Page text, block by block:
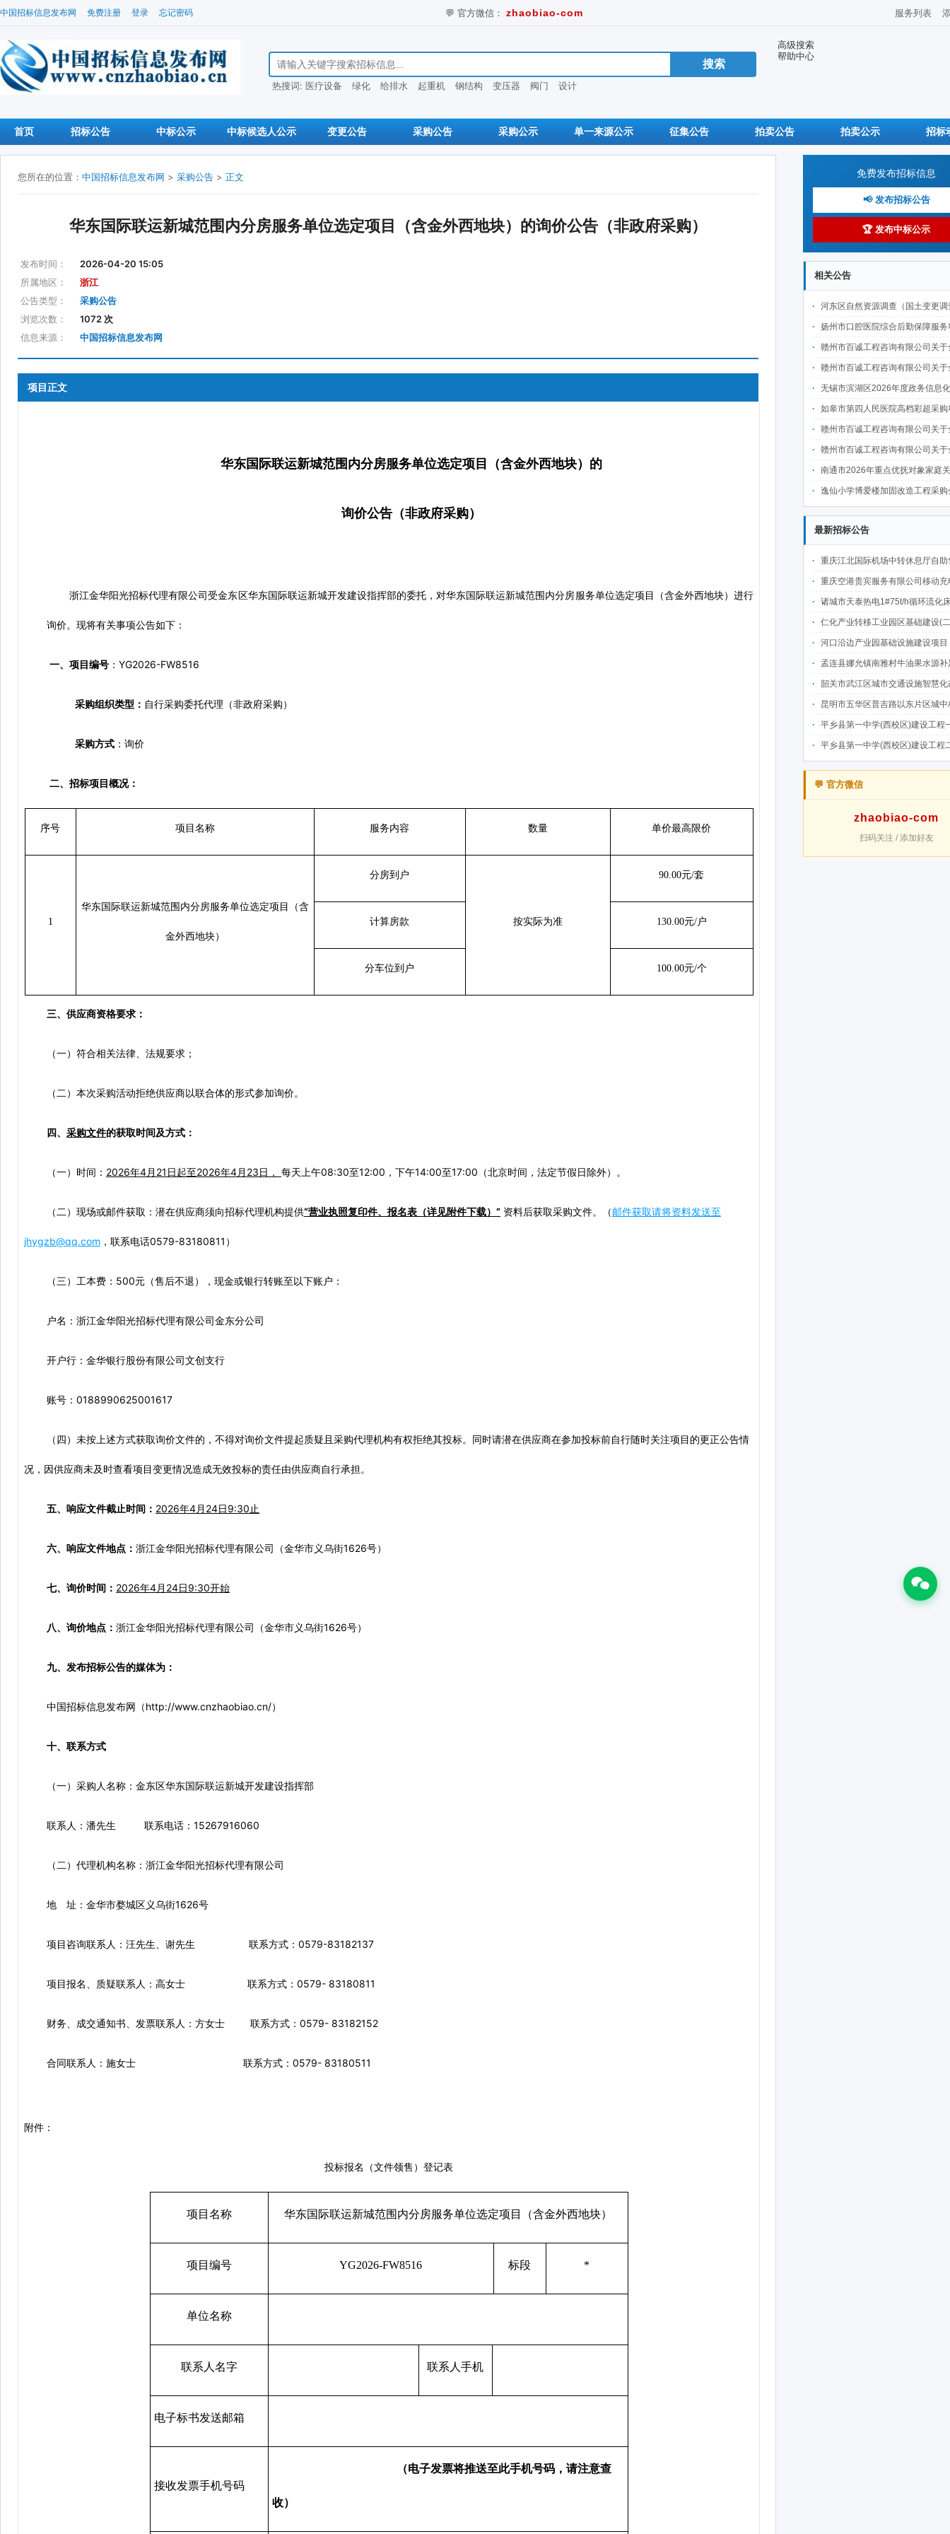
中国招标信息发布网 免费注册 登录 忘记密码 💬 官方微信： zhaobiao-com 服务列表
搜索招标信息
热搜词: 医疗设备 绿化 给排水 起重机 钢结构 变压器 阀门 设计
高级搜索
帮助中心
首页 招标公告 中标公示 中标候选人公示 变更公告 采购公告 采购公示 单一来源公示 征集公告 拍卖公告 拍卖公示 招标
您所在的位置： 中国招标信息发布网 > 采购公告 > 正文
华东国际联运新城范围内分房服务单位选定项目（含金外西地块）的询价公告（非政府采购）
发布时间：
2026-04-20 15:05
所属地区：
浙江
公告类型：
采购公告
浏览次数：
1072 次
信息来源：
中国招标信息发布网
项目正文
免费发布招标信息
📢 发布招标公告
🏆 发布中标公示
相关公告
河东区自然资源调查（国土变更调查及林草湿监测调查、城市国土空间监测）项
扬州市口腔医院综合后勤保障服务项目采
赣州市百诚工程咨询有限公司关于全南县教育体育局全南县高级职业技术学校整体迁建南校区实训基地项目二次装修及设备采购项目-健身器材（国内货物）分散采购项目（项目编号：GZBC2026-QN-X001品目二）的（不见面
赣州市百诚工程咨询有限公司关于全南县教育体育局全南县高级职业技术学校整体迁建南校区实训基地项目二次装修及设备采购项目-音频设备（国内货物）分散采购项目（项目编号：GZBC2026-QN-X001品目三）的（不见面
无锡市滨湖区2026年度政务信息化统一运维项目
如皋市第四人民医院高档彩超采购项目采
赣州市百诚工程咨询有限公司关于全南县教育体育局全南县高级职业技术学校整体迁建南校区实训基地项目二次装修及设备采购项目-家电（国内货物）分散采购项目（项目编号：GZBC2026-QN-X001品目四）的（不见面
赣州市百诚工程咨询有限公司关于全南县教育体育局全南县高级职业技术学校整体迁建南校区实训基地项目二次装修及设备采购项目-监控设备（国内货物）分散采购项目（项目编号：GZBC2026-QN-X001品目五）的（不见面
南通市2026年重点优抚对象家庭关爱宜居工程施工项目
逸仙小学博爱楼加固改造工程采购
最新招标公告
重庆江北国际机场中转休息厅自助售卖机点位公开招
重庆空港贵宾服务有限公司移动充电宝点位资源公开
诸城市天泰热电1#75t/h循环流化床锅炉及配套设施升级改造项目（设计施工一体
仁化产业转移工业园区基础建设(二期)一韶关仁化产业园区工业二路道路及桥梁(西侧扩园段)建设
河口沿边产业园基础设施建设项目（二期）设计施工总承包（EPC）(三次
孟连县娜允镇南雅村牛油果水源补足提质增效建设项目
韶关市武江区城市交通设施智慧化改造提升项目-基础建设工程（一期）A标段施
昆明市五华区普吉路以东片区城中村改造项目（一期）A7、A-4-2地块安置房项目供配电设计施工一体化
平乡县第一中学(西校区)建设工程一标段施工
平乡县第一中学(西校区)建设工程二标段施工
💬 官方微信
zhaobiao-com
扫码关注 / 添加好友